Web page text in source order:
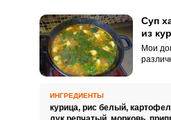
Суп
из
Мои
ИНГРЕДИЕНТЫ
курица, рис белый,